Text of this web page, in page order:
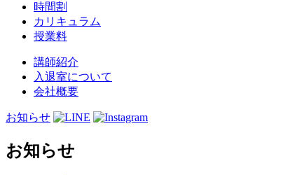
時間割
カリキュラム
授業料
講師紹介
入退室について
会社概要
お知らせ
お知らせ